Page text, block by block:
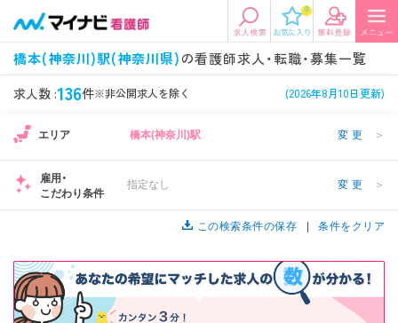
0
橋本(神奈川)駅(神奈川県)の看護師求人・転職・募集一覧
求人数 :136件※非公開求人を除く (2026年8月10日更新)
エリアから探す
エリアから探す 駅・路線から探す
関東
東海 関西
北海道・東北 中国・四国
希望の求人条件を選択
条件項目の選択に戻る
看護師、准看護師など 常勤、夜勤なし可など
施設形態 担当業務
病棟、外来など
診察科目
美容外科、
循環器内科など
こだわり条件
未経験歓迎、
エリア 橋本(神奈川)駅 変更 ＞
雇用・
こだわり条件
指定なし 変更 ＞
この検索条件の保存 条件をクリア